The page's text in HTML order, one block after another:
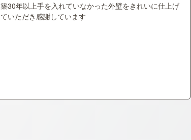
築30年以上手を入れていなかった外壁をきれいに仕上げ
ていただき感謝しています